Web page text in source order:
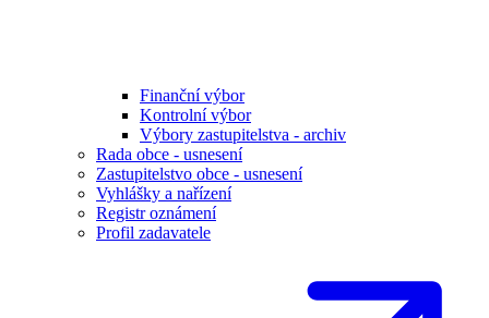
Finanční výbor
Kontrolní výbor
Výbory zastupitelstva - archiv
Rada obce - usnesení
Zastupitelstvo obce - usnesení
Vyhlášky a nařízení
Registr oznámení
Profil zadavatele